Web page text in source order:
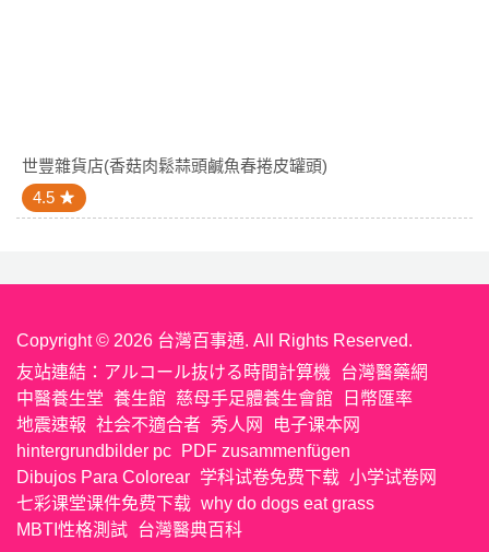
世豐雜貨店(香菇肉鬆蒜頭鹹魚春捲皮罐頭)
4.5
Copyright © 2026 台灣百事通. All Rights Reserved.
友站連結： アルコール抜ける時間計算機
台灣醫藥網
中醫養生堂 養生館 慈母手足體養生會館
日幣匯率
地震速報 社会不適合者 秀人网
电子课本网
hintergrundbilder pc
PDF zusammenfügen
Dibujos Para Colorear 学科试卷免费下载 小学试卷网
七彩课堂课件免费下载 why do dogs eat grass
MBTI性格測試 台灣醫典百科